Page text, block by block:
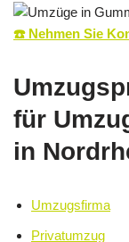
☎️ Nehmen Sie
für
in
Umzugsfirma
Privatumzug